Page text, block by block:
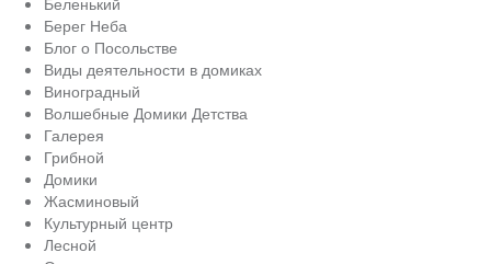
Берег Неба
Блог о Посольстве
Виды деятельности в домиках
Виноградный
Волшебные Домики Детства
Галерея
Грибной
Домики
Жасминовый
Культурный центр
Лесной